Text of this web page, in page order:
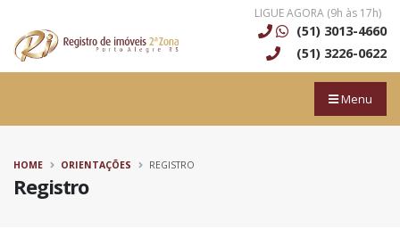
LIGUE AGORA (9h às 17h)
(51) 3013-4660
(51) 3226-0622
Menu
Registro
HOME ORIENTAÇÕES REGISTRO